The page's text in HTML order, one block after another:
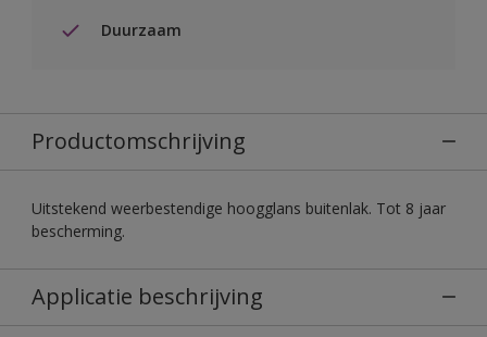
Duurzaam
Productomschrijving
Uitstekend weerbestendige hoogglans buitenlak. Tot 8 jaar
bescherming.
Applicatie beschrijving